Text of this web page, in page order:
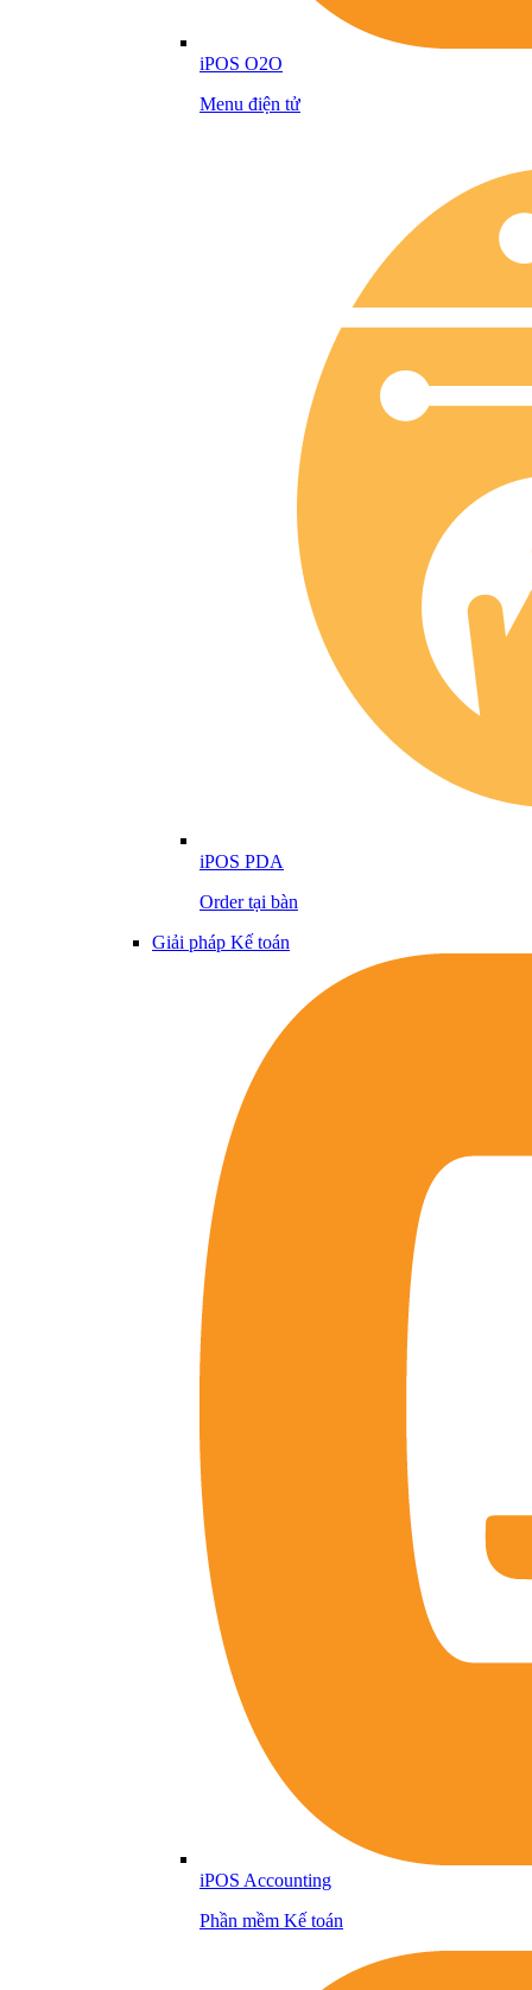
iPOS O2O
Menu điện tử
iPOS PDA
Order tại bàn
Giải pháp Kế toán
iPOS Accounting
Phần mềm Kế toán